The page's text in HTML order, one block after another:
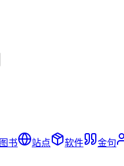
图书 站点 软件 金句